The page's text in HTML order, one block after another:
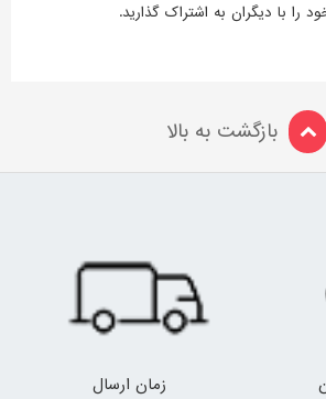
را با دیگران به اشتراک گذارید.
بازگشت به بالا
زمان ارسال